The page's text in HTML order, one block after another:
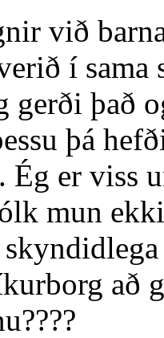
við
í sama
gerði það
þá
Ég er
mun
að